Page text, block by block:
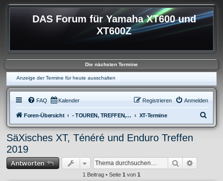
DAS Forum für Yamaha XT600 und
XT600Z
Die nächsten Termine
Anzeige der Termine für heute ausschalten
FAQ Kalender Anmelden
Registrieren
Foren-Übersicht - TOUREN, TREFFEN, REISEBERICHTE & REGIONALES XT-Termine
u
SäXisches XT, Ténéré und Enduro Treffen
2019
Antworten Suche
1 Beitrag • Seite 1 von 1